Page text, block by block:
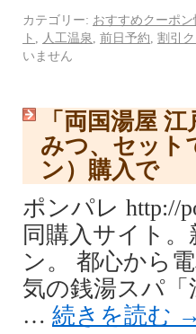
カテゴリー: おすすめクーポン
ト
人工温泉 前日予約 割引
いません
「両国湯屋
みつ、セット
ン）購入で
ポンパレ http://
同購入サイト
ン。 都心から
気の銭湯スパ
… 続きを読む →